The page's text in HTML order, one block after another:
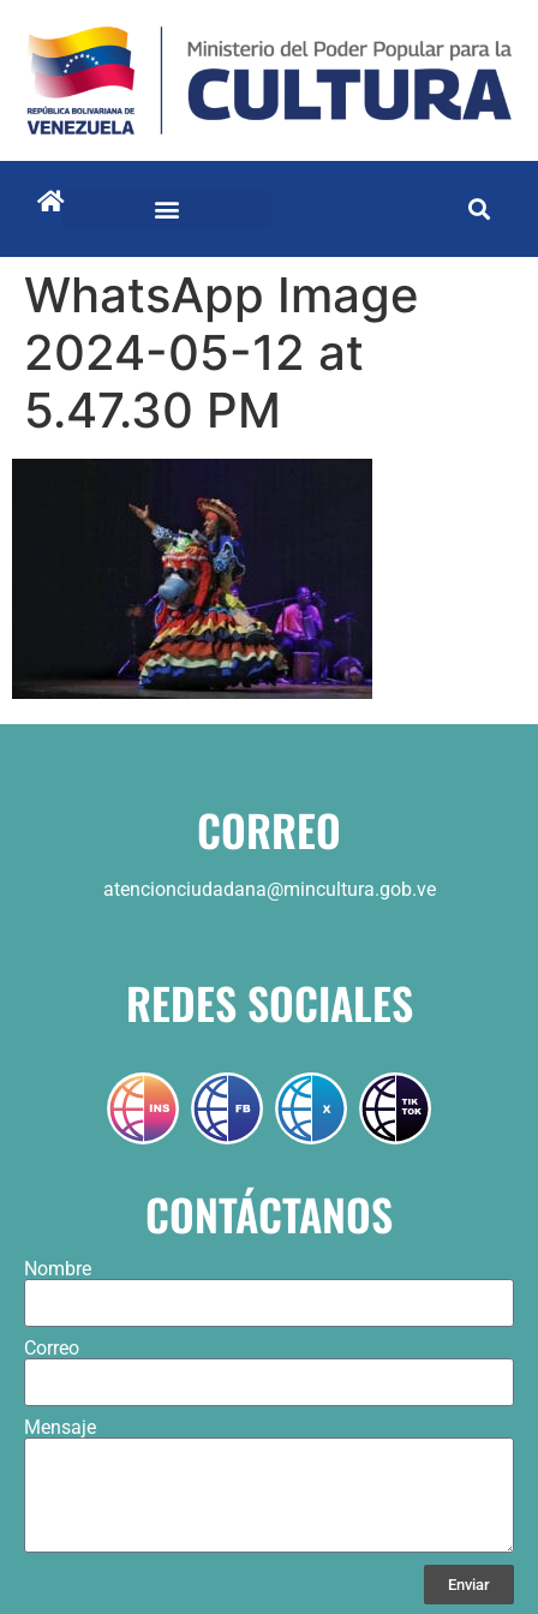
WhatsApp Image
2024-05-12 at
5.47.30 PM
CORREO
atencionciudadana@mincultura.gob.ve
REDES SOCIALES
CONTÁCTANOS
Nombre
Correo
Mensaje
Enviar